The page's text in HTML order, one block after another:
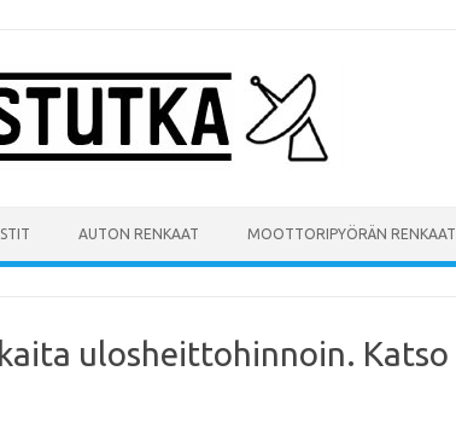
AUTON RENKAAT MOOTTORIPYÖRÄN RENKAAT
ulosheittohinnoin. Katso